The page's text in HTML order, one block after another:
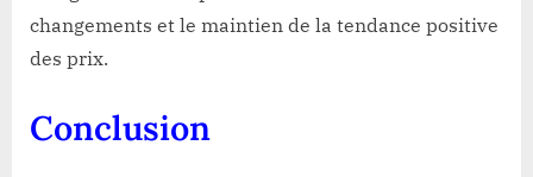
changements et le maintien de la tendance positive
des prix.
Conclusion